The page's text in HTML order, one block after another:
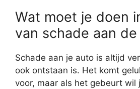
Wat moet je doen
van schade aan
Schade aan je auto is altijd
ook ontstaan is. Het komt
voor, maar als het gebeurt wil